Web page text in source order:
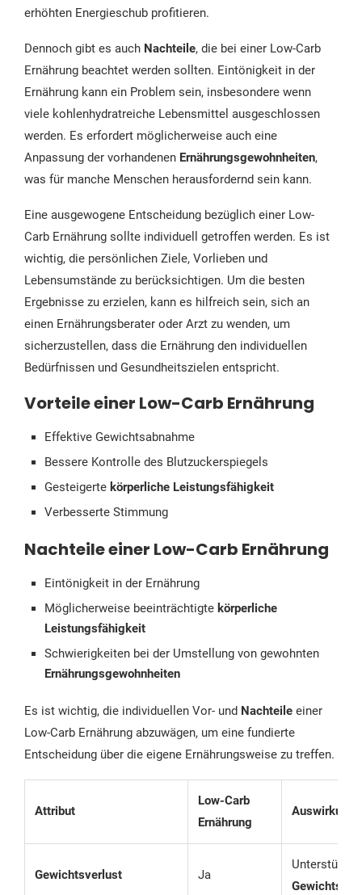
erhöhten Energieschub profitieren.
Dennoch gibt es auch Nachteile, die bei einer Low-Carb
Ernährung beachtet werden sollten. Eintönigkeit in der
Ernährung kann ein Problem sein, insbesondere wenn
viele kohlenhydratreiche Lebensmittel ausgeschlossen
werden. Es erfordert möglicherweise auch eine
Anpassung der vorhandenen Ernährungsgewohnheiten,
was für manche Menschen herausfordernd sein kann.
Eine ausgewogene Entscheidung bezüglich einer Low-
Carb Ernährung sollte individuell getroffen werden. Es ist
wichtig, die persönlichen Ziele, Vorlieben und
Lebensumstände zu berücksichtigen. Um die besten
Ergebnisse zu erzielen, kann es hilfreich sein, sich an
einen Ernährungsberater oder Arzt zu wenden, um
sicherzustellen, dass die Ernährung den individuellen
Bedürfnissen und Gesundheitszielen entspricht.
Vorteile einer Low-Carb Ernährung
Effektive Gewichtsabnahme
Bessere Kontrolle des Blutzuckerspiegels
Gesteigerte körperliche Leistungsfähigkeit
Verbesserte Stimmung
Nachteile einer Low-Carb Ernährung
Eintönigkeit in der Ernährung
Möglicherweise beeinträchtigte körperliche
Leistungsfähigkeit
Schwierigkeiten bei der Umstellung von gewohnten
Ernährungsgewohnheiten
Es ist wichtig, die individuellen Vor- und Nachteile einer
Low-Carb Ernährung abzuwägen, um eine fundierte
Entscheidung über die eigene Ernährungsweise zu treffen.
Attribut
Low-Carb
Ernährung
Auswirkung
Gewichtsverlust Ja
Unterstützt